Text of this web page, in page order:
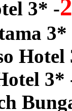
3* -
3*
Hotel
3*